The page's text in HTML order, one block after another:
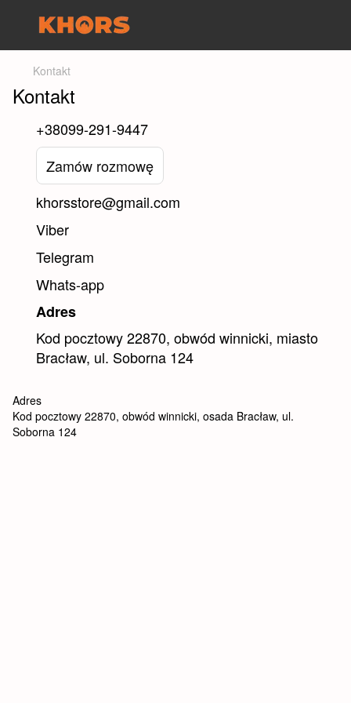
Kontakt
Kontakt
+38099-291-9447
Zamów rozmowę
khorsstore@gmail.com
Viber
Telegram
Whats-app
Adres
Kod pocztowy 22870, obwód winnicki, miasto
Bracław, ul. Soborna 124
Adres
Kod pocztowy 22870, obwód winnicki, osada Bracław, ul.
Soborna 124